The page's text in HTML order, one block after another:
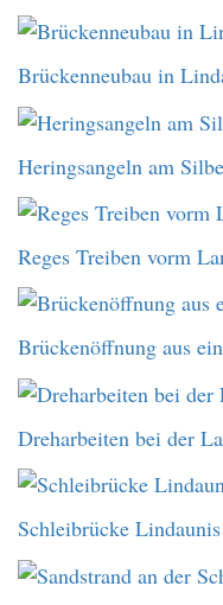
Brückenneubau in
Heringsangeln am
Reges Treiben vorm
Brückenöffnung aus
Dreharbeiten bei der
Schleibrücke